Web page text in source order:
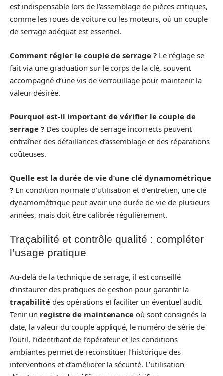
est indispensable lors de l’assemblage de pièces critiques,
comme les roues de voiture ou les moteurs, où un couple
de serrage adéquat est essentiel.
Comment régler le couple de serrage ? Le réglage se
fait via une graduation sur le corps de la clé, souvent
accompagné d’une vis de verrouillage pour maintenir la
valeur désirée.
Pourquoi est-il important de vérifier le couple de
serrage ? Des couples de serrage incorrects peuvent
entraîner des défaillances d’assemblage et des réparations
coûteuses.
Quelle est la durée de vie d’une clé dynamométrique
? En condition normale d’utilisation et d’entretien, une clé
dynamométrique peut avoir une durée de vie de plusieurs
années, mais doit être calibrée régulièrement.
Traçabilité et contrôle qualité : compléter
l’usage pratique
Au-delà de la technique de serrage, il est conseillé
d’instaurer des pratiques de gestion pour garantir la
traçabilité des opérations et faciliter un éventuel audit.
Tenir un registre de maintenance où sont consignés la
date, la valeur du couple appliqué, le numéro de série de
l’outil, l’identifiant de l’opérateur et les conditions
ambiantes permet de reconstituer l’historique des
interventions et d’améliorer la sécurité. L’utilisation